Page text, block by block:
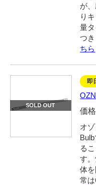
が
り
量
つ
ちら
SOLD OUT
即
価
オ
る
す
体
常